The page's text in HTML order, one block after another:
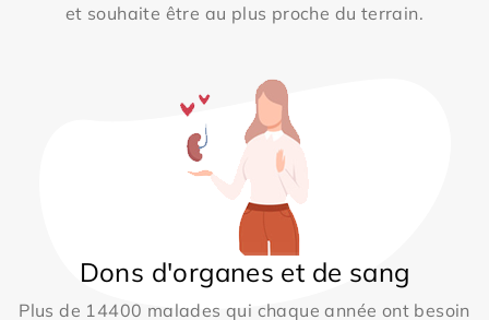
et souhaite être au plus proche du terrain.
Dons d'organes et de sang
Plus de 14400 malades qui chaque année ont besoin